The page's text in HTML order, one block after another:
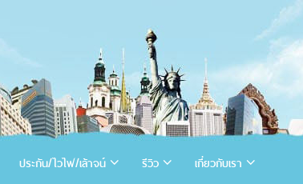
ประกัน/ไวไฟ/เล้าจน์ รีวิว เกี่ยวกับเรา